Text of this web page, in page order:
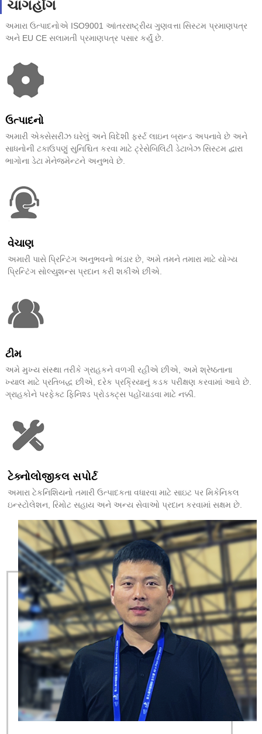
ચાંગહોંગ
અમારા ઉત્પાદનોએ ISO9001 આંતરરાષ્ટ્રીય ગુણવત્તા સિસ્ટમ પ્રમાણપત્ર
અને EU CE સલામતી પ્રમાણપત્ર પસાર કર્યું છે.
ઉત્પાદનો
અમારી એક્સેસરીઝ ઘરેલું અને વિદેશી ફર્સ્ટ લાઇન બ્રાન્ડ અપનાવે છે અને
સાધનોની ટકાઉપણું સુનિશ્ચિત કરવા માટે ટ્રેસેબિલિટી ડેટાબેઝ સિસ્ટમ દ્વારા
ભાગોના ડેટા મેનેજમેન્ટને અનુભવે છે.
વેચાણ
અમારી પાસે પ્રિન્ટિંગ અનુભવનો ભંડાર છે, અમે તમને તમારા માટે યોગ્ય
પ્રિન્ટિંગ સોલ્યુશન્સ પ્રદાન કરી શકીએ છીએ.
ટીમ
અમે મુખ્ય સંસ્થા તરીકે ગ્રાહકને વળગી રહીએ છીએ, અમે શ્રેષ્ઠતાના
ખ્યાલ માટે પ્રતિબદ્ધ છીએ, દરેક પ્રક્રિયાનું કડક પરીક્ષણ કરવામાં આવે છે.
ગ્રાહકોને પરફેક્ટ ફિનિશ્ડ પ્રોડક્ટ્સ પહોંચાડવા માટે નક્કી.
ટેક્નોલોજીકલ સપોર્ટ
અમારા ટેકનિશિયનો તમારી ઉત્પાદકતા વધારવા માટે સાઇટ પર મિકેનિકલ
ઇન્સ્ટોલેશન, રિમોટ સહાય અને અન્ય સેવાઓ પ્રદાન કરવામાં સક્ષમ છે.